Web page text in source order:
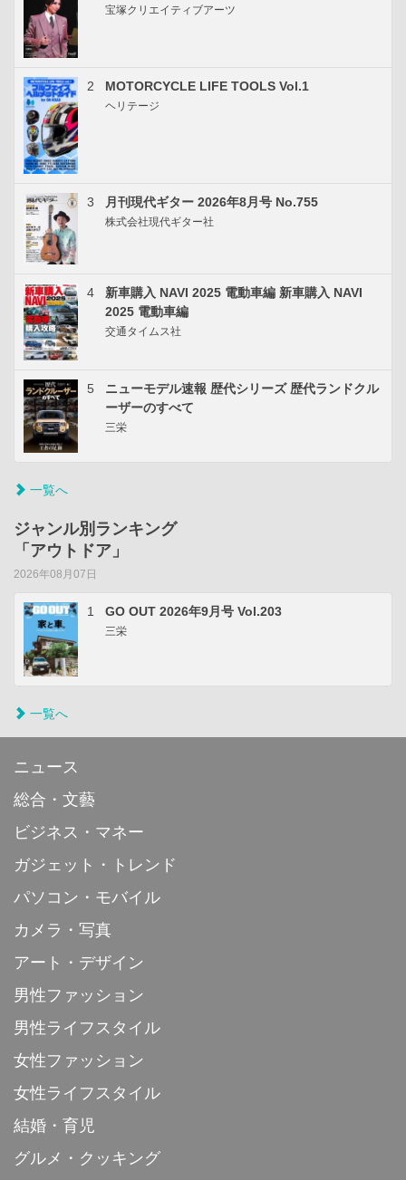
宝塚クリエイティブアーツ
2 MOTORCYCLE LIFE TOOLS Vol.1
ヘリテージ
3 月刊現代ギター 2026年8月号 No.755
株式会社現代ギター社
4
新車購入 NAVI 2025 電動車編 新車購入 NAVI
2025 電動車編
交通タイムス社
5
ニューモデル速報 歴代シリーズ 歴代ランドクル
ーザーのすべて
三栄
一覧へ
ジャンル別ランキング
「アウトドア」
2026年08月07日
1 GO OUT 2026年9月号 Vol.203
三栄
一覧へ
ニュース
総合・文藝
ビジネス・マネー
ガジェット・トレンド
パソコン・モバイル
カメラ・写真
アート・デザイン
男性ファッション
男性ライフスタイル
女性ファッション
女性ライフスタイル
結婚・育児
グルメ・クッキング